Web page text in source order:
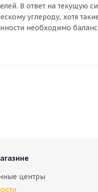
В ответ на текущую
углероду, хотя
необходимо
центры